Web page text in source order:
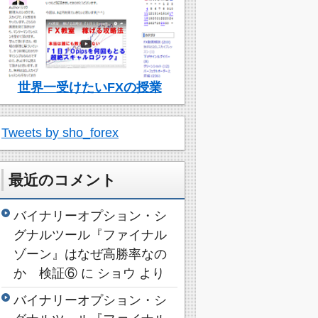
世界一受けたいFXの授業
Tweets by sho_forex
最近のコメント
バイナリーオプション・シ
グナルツール『ファイナル
ゾーン』はなぜ高勝率なの
か 検証⑥ に ショウ より
バイナリーオプション・シ